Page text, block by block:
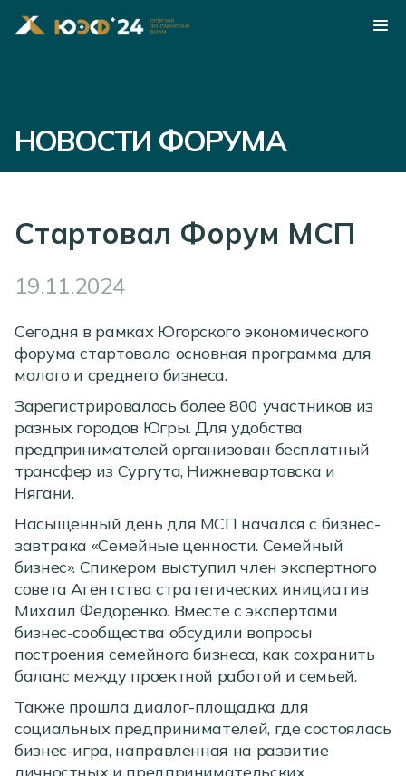
НОВОСТИ ФОРУМА
Стартовал Форум МСП
19.11.2024
Сегодня в рамках Югорского экономического
форума стартовала основная программа для
малого и среднего бизнеса.
Зарегистрировалось более 800 участников из
разных городов Югры. Для удобства
предпринимателей организован бесплатный
трансфер из Сургута, Нижневартовска и
Нягани.
Насыщенный день для МСП начался с бизнес-
завтрака «Семейные ценности. Семейный
бизнес». Спикером выступил член экспертного
совета Агентства стратегических инициатив
Михаил Федоренко. Вместе с экспертами
бизнес-сообщества обсудили вопросы
построения семейного бизнеса, как сохранить
баланс между проектной работой и семьей.
Также прошла диалог-площадка для
социальных предпринимателей, где состоялась
бизнес-игра, направленная на развитие